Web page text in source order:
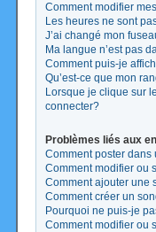
Comment modifier
Les heures ne sont
J’ai changé mon
Ma langue n’est pas
Comment puis-je
Qu’est-ce que mon
Lorsque je clique sur
connecter?
Problèmes liés aux
Comment poster dans
Comment modifier ou
Comment ajouter une
Comment créer un
Pourquoi ne puis-je
Comment modifier ou